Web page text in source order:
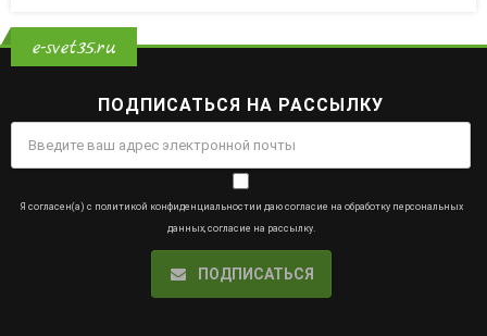
e-svet35.ru
ПОДПИСАТЬСЯ НА РАССЫЛКУ
Я согласен(а) с политикой конфиденциальности и даю согласие на обработку персональных
данных, согласие на рассылку.
ПОДПИСАТЬСЯ